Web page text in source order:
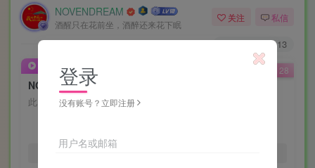
NOVENDREAM
酒醒只在花前坐，酒醉还来花下眠
关注 私信
4W+ 1013
NOVENDREAM-无水印高质量时装短视频👗
此内容为付费视频，请付费后查看
免费
付费视频 已售 2128
登录
没有账号？立即注册
用户名或邮箱